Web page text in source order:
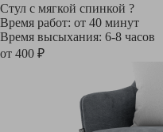
Стул с мягкой спинкой ?
Время работ: от 40 минут
Время высыхания: 6-8 часов
от 400 ₽